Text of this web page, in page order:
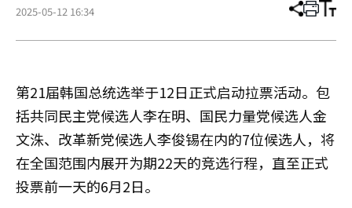
2025-05-12 16:34 分
章
打 调
小
第21届韩国总统选举于12日正式启动拉票活动。包
括共同民主党候选人李在明、国民力量党候选人金
文洙、改革新党候选人李俊锡在内的7位候选人，将
在全国范围内展开为期22天的竞选行程，直至正式
投票前一天的6月2日。